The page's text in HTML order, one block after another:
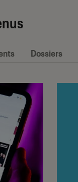
Dossiers